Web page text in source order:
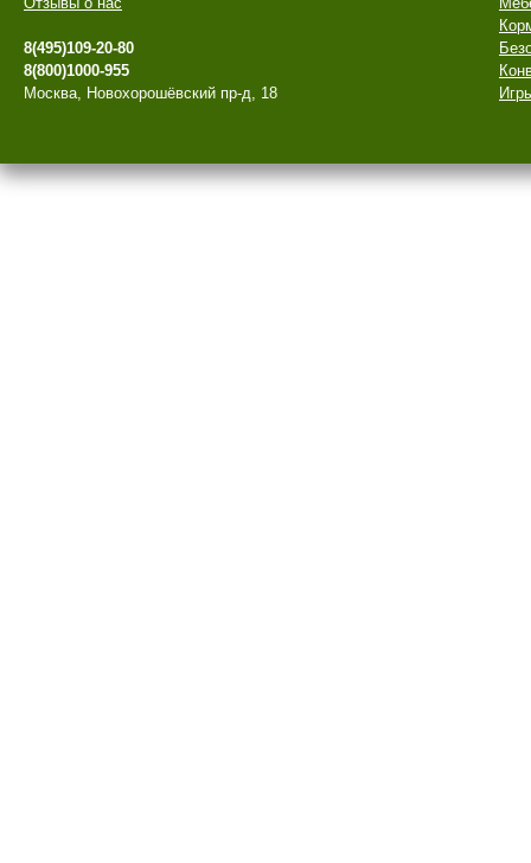
8(495)109-20-80
8(800)1000-955
Москва, Новохорошёвский пр-д, 18